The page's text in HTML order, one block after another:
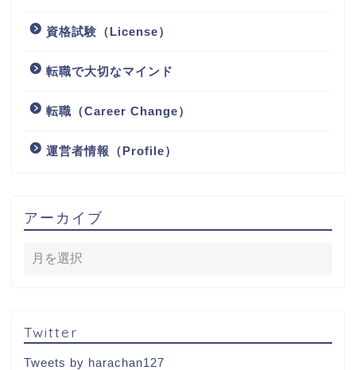
資格試験（License）
転職で大切なマインド
転職（Career Change）
運営者情報（Profile）
アーカイブ
Twitter
Tweets by harachan127